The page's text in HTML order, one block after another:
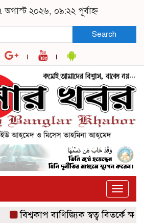
অগাস্ট ২০২৬, ০৯:২২ পূর্বাহ্ন
Search
Toggle
বিশ্বকাপ বাণিজ্যিক স্বত্ব বিতর্কে ক্ষমা